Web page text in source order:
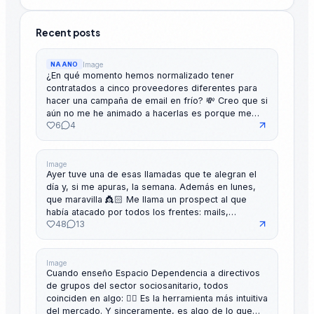
Recent posts
NAANO Image
¿En qué momento hemos normalizado tener
contratados a cinco proveedores diferentes para
hacer una campaña de email en frío? 💸 Creo que si
aún no me he animado a hacerlas es porque me
produce ansiedad tener que entender tantas
herramientas... (sí, y porque me encanta hablar por
teléfono, también) 👸🏻 Algunos CEOs y directores
de ventas me cuentan que están pagando cientos
de euros al mes (alguno llega a las 4 cifras) en un
stack de outbound que tiene más ingredientes que
las recetas de mi abuela: el proveedor de inboxes
por un lado, la herramienta de data por otro, el
software de enriquecimiento, el de verificación y el
secuenciador. Hasta cinco proveedores. Cinco
bolsillos. Un facto doloroso: se dice que la tasa
media de respuesta en B2B ha caído del 4,5% al
1,1% en los últimos cinco años. El cold email se ha
convertido en una commodity. El esfuerzo es el
6 4
Image
Ayer tuve una de esas llamadas que te alegran el
día y, si me apuras, la semana. Además en lunes,
que maravilla 👸🏻 Me llama un prospect al que
había atacado por todos los frentes: mails,
llamadas y mensajes por aquí. El, súper amable,
siempre me postergaba la conversación. Trabaja
en una empresa con la que queremos trabajar en
INITSCS. De hecho, desde el día en que empecé a
trabajar con Daniel Brull Rovira le pusimos el
máximo de estrellitas en el CRM, porque era
prioridad absoluta hablar con ellos cuanto antes.
48 13
Image
Cuando enseño Espacio Dependencia a directivos
de grupos del sector sociosanitario, todos
coinciden en algo: 👉🏻 Es la herramienta más intuitiva
del mercado. Y sinceramente, es algo de lo que